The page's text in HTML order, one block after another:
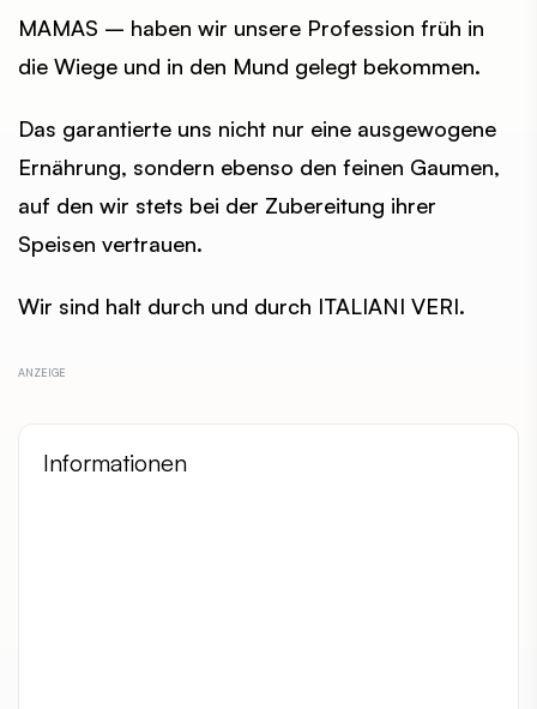
MAMAS – haben wir unsere Profession früh in
die Wiege und in den Mund gelegt bekommen.
Das garantierte uns nicht nur eine ausgewogene
Ernährung, sondern ebenso den feinen Gaumen,
auf den wir stets bei der Zubereitung ihrer
Speisen vertrauen.
Wir sind halt durch und durch ITALIANI VERI.
Informationen